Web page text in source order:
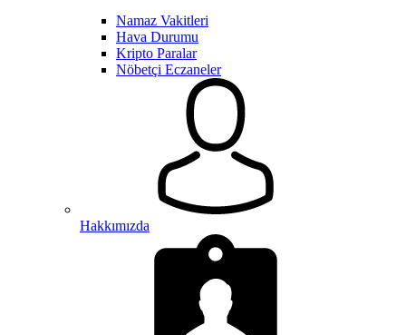
Namaz Vakitleri
Hava Durumu
Kripto Paralar
Nöbetçi Eczaneler
Hakkımızda